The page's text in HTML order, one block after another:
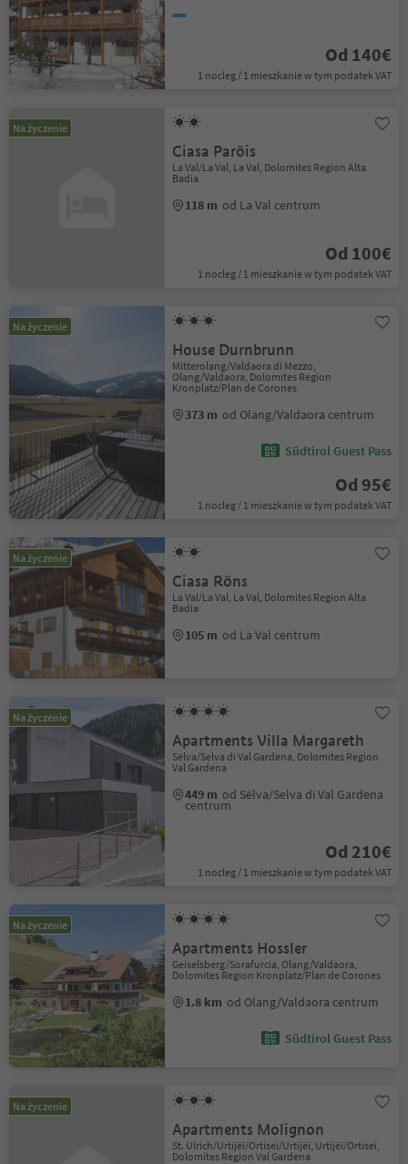
Od 140€
1 nocleg / 1 mieszkanie w tym podatek VAT
Na życzenie
Ciasa Paröis
La Val/La Val, La Val, Dolomites Region Alta
Badia
118 m od La Val centrum
Od 100€
1 nocleg / 1 mieszkanie w tym podatek VAT
Na życzenie
House Durnbrunn
Mitterolang/Valdaora di Mezzo,
Olang/Valdaora, Dolomites Region
Kronplatz/Plan de Corones
373 m od Olang/Valdaora centrum
Südtirol Guest Pass
Od 95€
1 nocleg / 1 mieszkanie w tym podatek VAT
Na życzenie
Ciasa Röns
La Val/La Val, La Val, Dolomites Region Alta
Badia
105 m od La Val centrum
Na życzenie
Apartments Villa Margareth
Sëlva/Selva di Val Gardena, Dolomites Region
Val Gardena
449 m od Sëlva/Selva di Val Gardena
centrum
Od 210€
1 nocleg / 1 mieszkanie w tym podatek VAT
Na życzenie
Apartments Hossler
Geiselsberg/Sorafurcia, Olang/Valdaora,
Dolomites Region Kronplatz/Plan de Corones
1.8 km od Olang/Valdaora centrum
Südtirol Guest Pass
Na życzenie
Apartments Molignon
St. Ulrich/Urtijëi/Ortisei/Urtijëi, Urtijëi/Ortisei,
Dolomites Region Val Gardena